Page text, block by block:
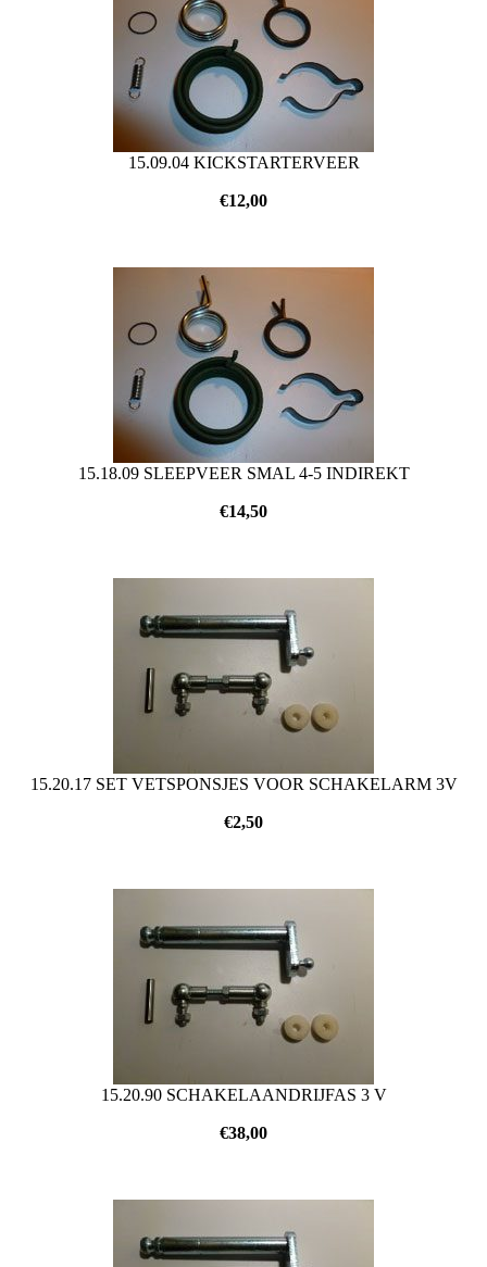
15.09.04 KICKSTARTERVEER
€12,00
15.18.09 SLEEPVEER SMAL 4-5 INDIREKT
€14,50
15.20.17 SET VETSPONSJES VOOR SCHAKELARM 3V
€2,50
15.20.90 SCHAKELAANDRIJFAS 3 V
€38,00